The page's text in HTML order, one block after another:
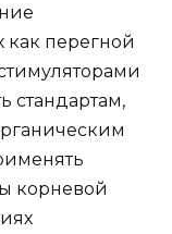
как перегной
стандартам,
корневой